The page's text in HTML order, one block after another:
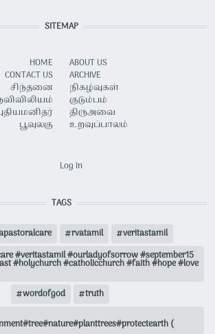
SITEMAP
HOME
CONTACT US
சிந்தனை
பூவுலகு
ABOUT US
ARCHIVE
நிகழ்வுகள்
குடும்பம்
திருஅவை
உறவுப்பாலம்
Log in
TAGS
rvatamil
veritastamil
#veritastamil #ourladyofsorrow #september15
#holychurch #catholicchurch #faith #hope #love
wordofgod
truth
(